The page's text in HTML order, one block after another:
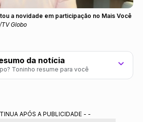
a novidade em participação no Mais Você
Globo
da notícia
Toninho resume para você
convite para dar aulas na
APÓS A PUBLICIDADE - -